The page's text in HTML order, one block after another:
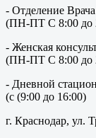
- Отделение
(ПН-ПТ С 8:00 до
- Женская
(ПН-ПТ С 8:00 до
- Дневной
(с (9:00 до 16:00)
г. Краснодар, ул.